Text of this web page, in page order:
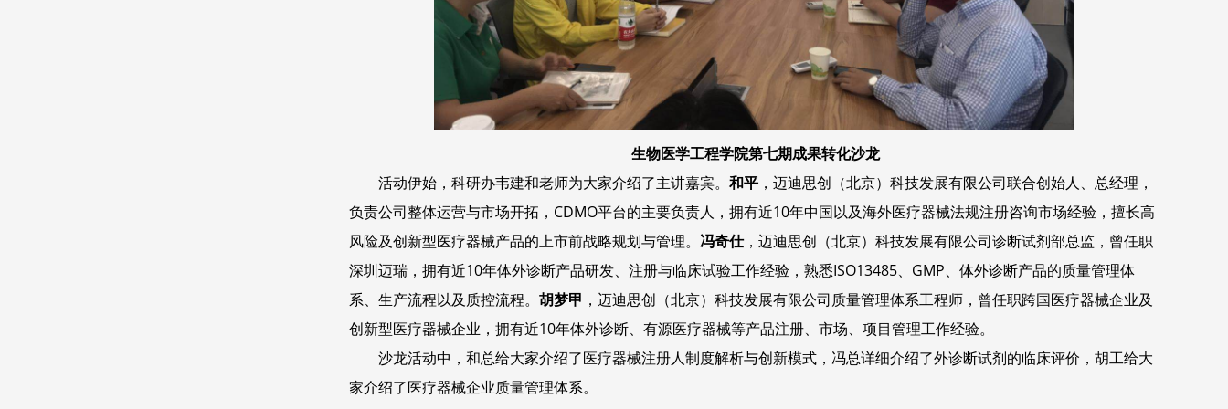
生物医学工程学院第七期成果转化沙龙
活动伊始，科研办韦建和老师为大家介绍了主讲嘉宾。 和平 ，迈迪思创（北京）科技发展有限公司联合创始人、总经理，
负责公司整体运营与市场开拓，CDMO平台的主要负责人，拥有近10年中国以及海外医疗器械法规注册咨询市场经验，擅长高
风险及创新型医疗器械产品的上市前战略规划与管理。 冯奇仕，迈迪思创（北京）科技发展有限公司诊断试剂部总监，曾任职
深圳迈瑞，拥有近10年体外诊断产品研发、注册与临床试验工作经验，熟悉ISO13485、GMP、体外诊断产品的质量管理体
系、生产流程以及质控流程。 胡梦甲 ，迈迪思创（北京）科技发展有限公司质量管理体系工程师，曾任职跨国医疗器械企业及
创新型医疗器械企业，拥有近10年体外诊断、有源医疗器械等产品注册、市场、项目管理工作经验。
沙龙活动中，和总给大家介绍了医疗器械注册人制度解析与创新模式，冯总详细介绍了外诊断试剂的临床评价，胡工给大
家介绍了医疗器械企业质量管理体系。